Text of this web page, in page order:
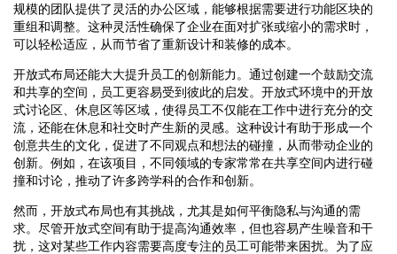
规模的团队提供了灵活的办公区域，能够根据需要进行功能区块的
重组和调整。这种灵活性确保了企业在面对扩张或缩小的需求时，
可以轻松适应，从而节省了重新设计和装修的成本。
开放式布局还能大大提升员工的创新能力。通过创建一个鼓励交流
和共享的空间，员工更容易受到彼此的启发。开放式环境中的开放
式讨论区、休息区等区域，使得员工不仅能在工作中进行充分的交
流，还能在休息和社交时产生新的灵感。这种设计有助于形成一个
创意共生的文化，促进了不同观点和想法的碰撞，从而带动企业的
创新。例如，在该项目，不同领域的专家常常在共享空间内进行碰
撞和讨论，推动了许多跨学科的合作和创新。
然而，开放式布局也有其挑战，尤其是如何平衡隐私与沟通的需
求。尽管开放式空间有助于提高沟通效率，但也容易产生噪音和干
扰，这对某些工作内容需要高度专注的员工可能带来困扰。为了应